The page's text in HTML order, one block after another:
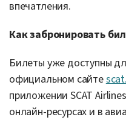
впечатления.
Как забронировать
Билеты уже доступны
официальном сайте
приложении SCAT
онлайн-ресурсах и в